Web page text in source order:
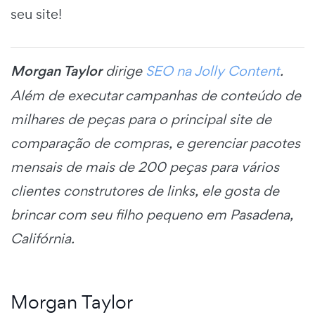
seu site!
Morgan Taylor dirige SEO na Jolly Content.
Além de executar campanhas de conteúdo de
milhares de peças para o principal site de
comparação de compras, e gerenciar pacotes
mensais de mais de 200 peças para vários
clientes construtores de links, ele gosta de
brincar com seu filho pequeno em Pasadena,
Califórnia.
Morgan Taylor